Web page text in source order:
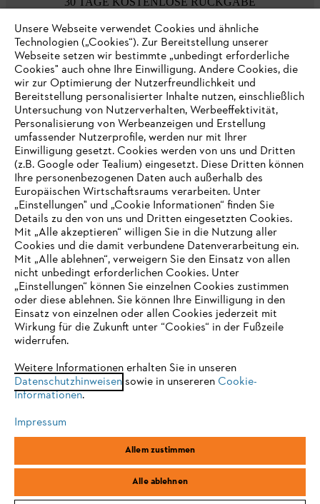
Zahlungsmöglichkeiten
Unternehmen
Online Shop
Service
Allgemeine Geschäftsbedingungen
Impressum Cookies Rechtliche Informationen
STIHL Vertriebszentrale AG & Co. KG, D-64807 Dieburg
IHR BROWSER WIRD NICHT
UNTERSTÜTZT
eine optimale Nutzung unserer Seite empfehlen wir Ihnen, zu
einem der folgenden Browser zu wechseln:
Firefox Chrome
Unsere Webseite verwendet Cookies und ähnliche
Technologien („Cookies“). Zur Bereitstellung unserer
Webseite setzen wir bestimmte „unbedingt erforderliche
Cookies" auch ohne Ihre Einwilligung. Andere Cookies, die
wir zur Optimierung der Nutzerfreundlichkeit und
Bereitstellung personalisierter Inhalte nutzen, einschließlich
Untersuchung von Nutzerverhalten, Werbeeffektivität,
Personalisierung von Werbeanzeigen und Erstellung
umfassender Nutzerprofile, werden nur mit Ihrer
Einwilligung gesetzt. Cookies werden von uns und Dritten
(z.B. Google oder Tealium) eingesetzt. Diese Dritten können
Ihre personenbezogenen Daten auch außerhalb des
Europäischen Wirtschaftsraums verarbeiten. Unter
„Einstellungen" und „Cookie Informationen“ finden Sie
Details zu den von uns und Dritten eingesetzten Cookies.
Mit „Alle akzeptieren“ willigen Sie in die Nutzung aller
Cookies und die damit verbundene Datenverarbeitung ein.
Mit „Alle ablehnen“, verweigern Sie den Einsatz von allen
nicht unbedingt erforderlichen Cookies. Unter
„Einstellungen“ können Sie einzelnen Cookies zustimmen
oder diese ablehnen. Sie können Ihre Einwilligung in den
Einsatz von einzelnen oder allen Cookies jederzeit mit
Wirkung für die Zukunft unter “Cookies“ in der Fußzeile
widerrufen.
Weitere Informationen erhalten Sie in unseren
Datenschutzhinweisensowie in unsereren Cookie-
Informationen.
Impressum
Allem zustimmen
Alle ablehnen